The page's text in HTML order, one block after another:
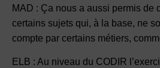
MAD : Ça nous a aussi permis de
certains sujets qui, à la base, ne
compte par certains métiers,
ELB : Au niveau du CODIR